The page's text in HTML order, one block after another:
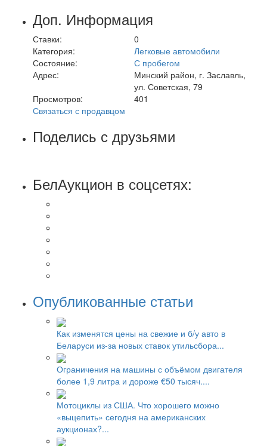
Доп. Информация
Ставки:
0
Категория:
Легковые автомобили
Состояние:
С пробегом
Адрес:
Минский район, г. Заславль,
ул. Советская, 79
Просмотров:
401
Связаться с продавцом
Поделись с друзьями
БелАукцион в соцсетях:
Опубликованные статьи
Как изменятся цены на свежие и б/у авто в
Беларуси из-за новых ставок утильсбора...
Ограничения на машины с объёмом двигателя
более 1,9 литра и дороже €50 тысяч....
Мотоциклы из США. Что хорошего можно
«выцепить» сегодня на американских
аукционах?...